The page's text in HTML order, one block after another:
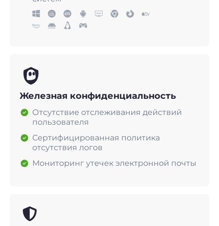
Железная конфиденциальность
Отсутствие отслеживания действий
пользователя
Сертифицированная политика
отсутствия логов
Мониторинг утечек электронной почты